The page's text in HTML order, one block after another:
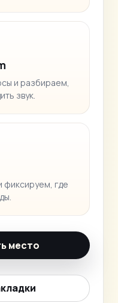
и разбираем,
звук.
фиксируем, где
место